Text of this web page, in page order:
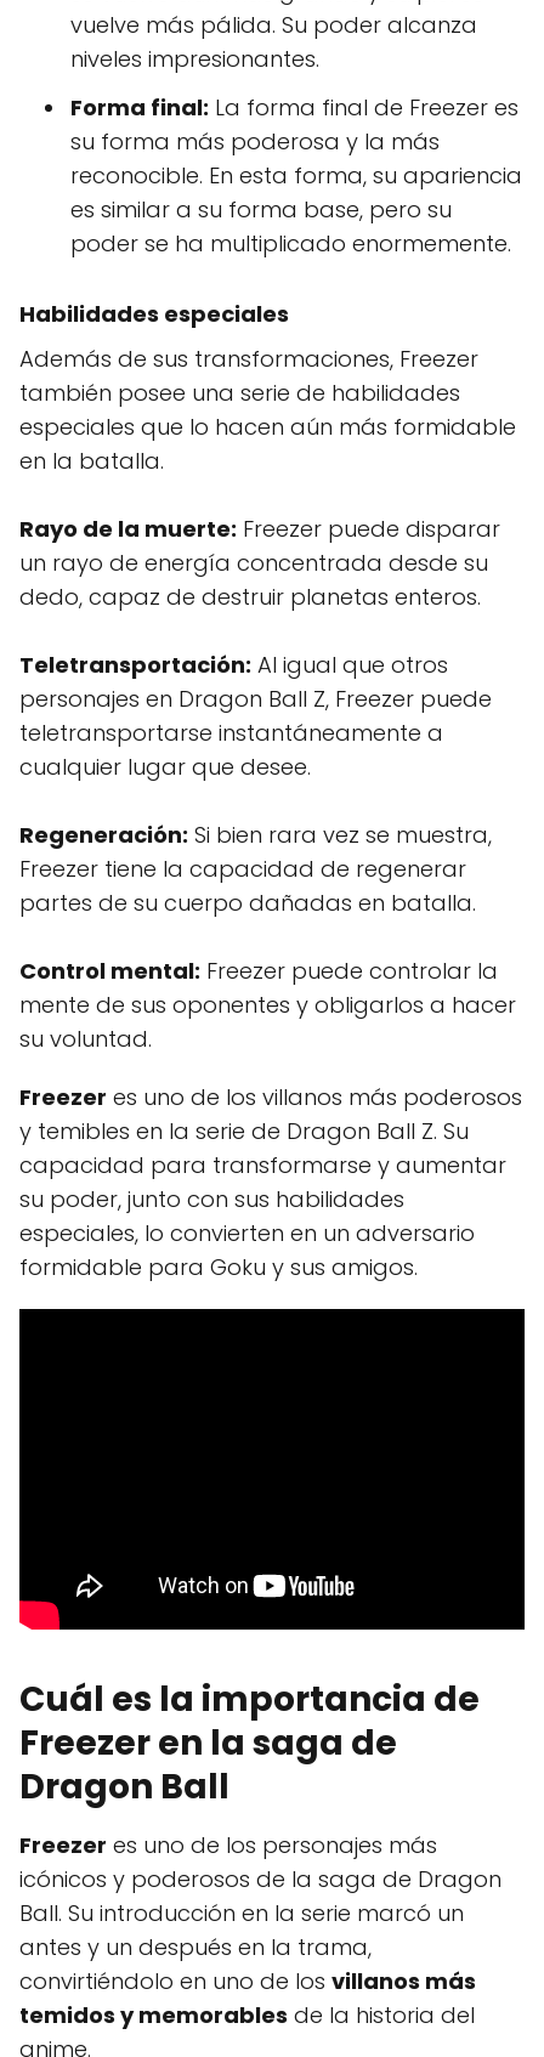
vuelve más pálida. Su poder alcanza
niveles impresionantes.
Forma final: La forma final de Freezer es
su forma más poderosa y la más
reconocible. En esta forma, su apariencia
es similar a su forma base, pero su
poder se ha multiplicado enormemente.
Habilidades especiales
Además de sus transformaciones, Freezer
también posee una serie de habilidades
especiales que lo hacen aún más formidable
en la batalla.
Rayo de la muerte: Freezer puede disparar
un rayo de energía concentrada desde su
dedo, capaz de destruir planetas enteros.
Teletransportación: Al igual que otros
personajes en Dragon Ball Z, Freezer puede
teletransportarse instantáneamente a
cualquier lugar que desee.
Regeneración: Si bien rara vez se muestra,
Freezer tiene la capacidad de regenerar
partes de su cuerpo dañadas en batalla.
Control mental: Freezer puede controlar la
mente de sus oponentes y obligarlos a hacer
su voluntad.
Freezer es uno de los villanos más poderosos
y temibles en la serie de Dragon Ball Z. Su
capacidad para transformarse y aumentar
su poder, junto con sus habilidades
especiales, lo convierten en un adversario
formidable para Goku y sus amigos.
Cuál es la importancia de
Freezer en la saga de
Dragon Ball
Freezer es uno de los personajes más
icónicos y poderosos de la saga de Dragon
Ball. Su introducción en la serie marcó un
antes y un después en la trama,
convirtiéndolo en uno de los villanos más
temidos y memorables de la historia del
anime.